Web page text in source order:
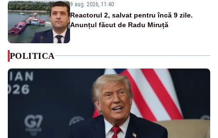
9 aug. 2026, 11:40
Reactorul 2, salvat pentru încă 9 zile.
Anunțul făcut de Radu Miruță
POLITICA